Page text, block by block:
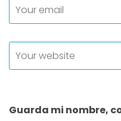
Guarda mi nombre,